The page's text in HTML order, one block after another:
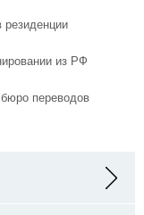
резиденции
из РФ
переводов